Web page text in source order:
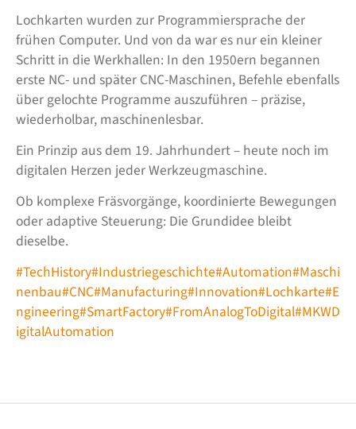
Lochkarten wurden zur Programmiersprache der
frühen Computer. Und von da war es nur ein kleiner
Schritt in die Werkhallen: In den 1950ern begannen
erste NC- und später CNC-Maschinen, Befehle ebenfalls
über gelochte Programme auszuführen – präzise,
wiederholbar, maschinenlesbar.
Ein Prinzip aus dem 19. Jahrhundert – heute noch im
digitalen Herzen jeder Werkzeugmaschine.
Ob komplexe Fräsvorgänge, koordinierte Bewegungen
oder adaptive Steuerung: Die Grundidee bleibt
dieselbe.
#TechHistory#Industriegeschichte#Automation#Maschi
nenbau#CNC#Manufacturing#Innovation#Lochkarte#E
ngineering#SmartFactory#FromAnalogToDigital#MKWD
igitalAutomation